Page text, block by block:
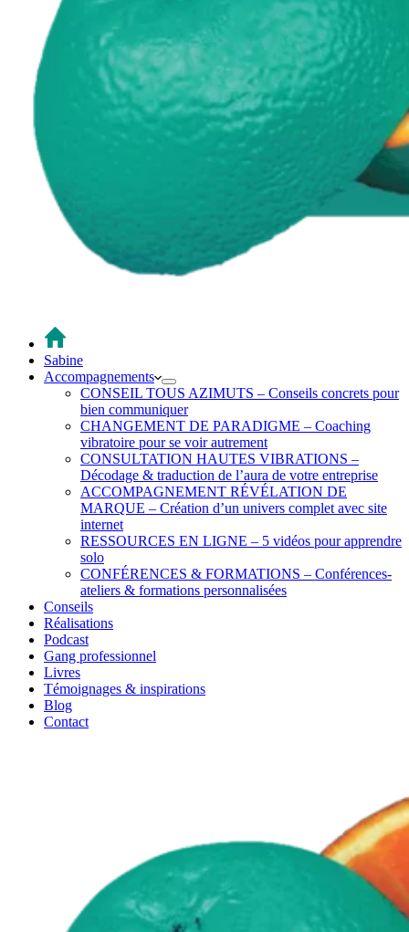
Sabine
Accompagnements
CONSEIL TOUS AZIMUTS – Conseils concrets pour
bien communiquer
CHANGEMENT DE PARADIGME – Coaching
vibratoire pour se voir autrement
CONSULTATION HAUTES VIBRATIONS –
Décodage & traduction de l’aura de votre entreprise
ACCOMPAGNEMENT RÉVÉLATION DE
MARQUE – Création d’un univers complet avec site
internet
RESSOURCES EN LIGNE – 5 vidéos pour apprendre
solo
CONFÉRENCES & FORMATIONS – Conférences-
ateliers & formations personnalisées
Conseils
Réalisations
Podcast
Gang professionnel
Livres
Témoignages & inspirations
Blog
Contact